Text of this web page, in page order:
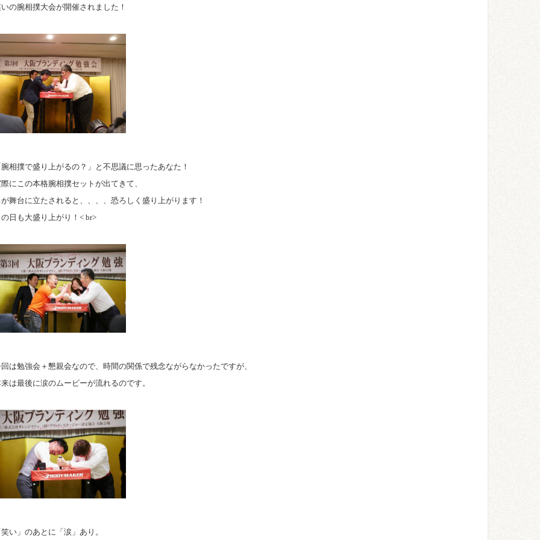
の腕相撲大会が開催されました！
相撲で盛り上がるの？」と不思議に思ったあなた！
にこの本格腕相撲セットが出てきて、
舞台に立たされると、、、、恐ろしく盛り上がります！
日も大盛り上がり！< br>
は勉強会＋懇親会なので、時間の関係で残念ながらなかったですが、
は最後に涙のムービーが流れるのです。
い」のあとに「涙」あり。